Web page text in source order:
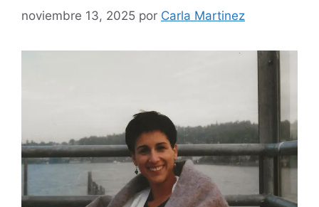
noviembre 13, 2025 por Carla Martinez